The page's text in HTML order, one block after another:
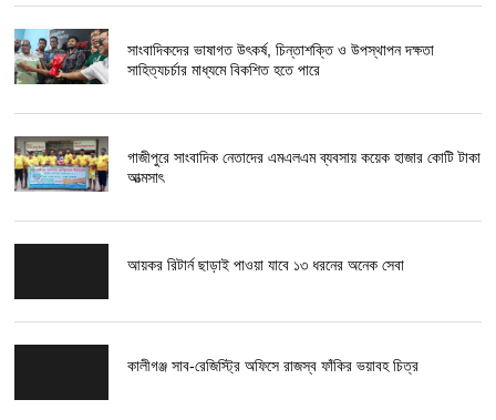
সাংবাদিকদের ভাষাগত উৎকর্ষ, চিন্তাশক্তি ও উপস্থাপন দক্ষতা
সাহিত্যচর্চার মাধ্যমে বিকশিত হতে পারে
গাজীপুরে সাংবাদিক নেতাদের এমএলএম ব্যবসায় কয়েক হাজার কোটি টাকা
আত্মসাৎ
আয়কর রিটার্ন ছাড়াই পাওয়া যাবে ১৩ ধরনের অনেক সেবা
কালীগঞ্জ সাব-রেজিস্ট্রি অফিসে রাজস্ব ফাঁকির ভয়াবহ চিত্র